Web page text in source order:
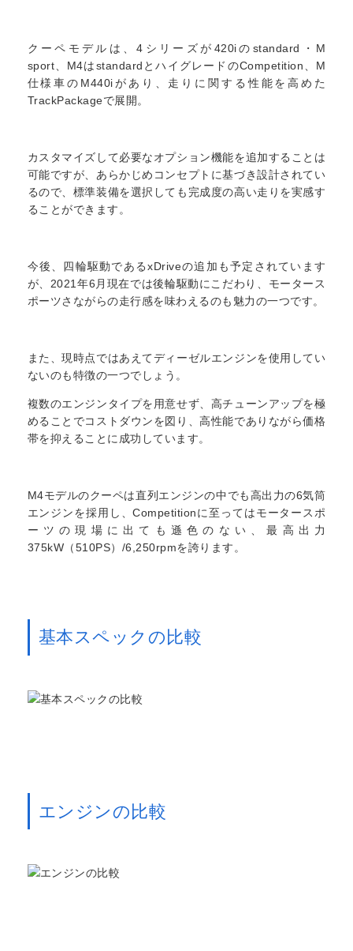
クーペモデルは、4シリーズが420iのstandard・M
sport、M4はstandardとハイグレードのCompetition、M
仕様車のM440iがあり、走りに関する性能を高めた
TrackPackageで展開。
カスタマイズして必要なオプション機能を追加することは
可能ですが、あらかじめコンセプトに基づき設計されてい
るので、標準装備を選択しても完成度の高い走りを実感す
ることができます。
今後、四輪駆動であるxDriveの追加も予定されています
が、2021年6月現在では後輪駆動にこだわり、モータース
ポーツさながらの走行感を味わえるのも魅力の一つです。
また、現時点ではあえてディーゼルエンジンを使用してい
ないのも特徴の一つでしょう。
複数のエンジンタイプを用意せず、高チューンアップを極
めることでコストダウンを図り、高性能でありながら価格
帯を抑えることに成功しています。
M4モデルのクーペは直列エンジンの中でも高出力の6気筒
エンジンを採用し、Competitionに至ってはモータースポ
ーツの現場に出ても遜色のない、最高出力
375kW（510PS）/6,250rpmを誇ります。
基本スペックの比較
エンジンの比較